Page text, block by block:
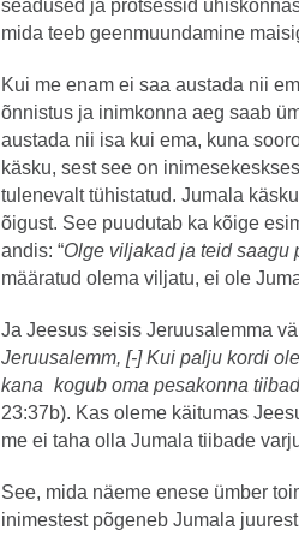
seadused ja protsessid
mida teeb geenmuundamine
Kui me enam ei saa austada nii
õnnistus ja inimkonna aeg saab
austada nii isa kui ema, kuna
käsku, sest see on
tulenevalt tühistatud. Jumala
õigust. See puudutab ka kõige
andis: “Olge viljakad ja teid saagu
määratud olema viljatu, ei ole
Ja Jeesus seisis Jeruusalemma
Jeruusalemm, [-] Kui palju kordi
kana kogub oma pesakonna
23:37b). Kas oleme käitumas
me ei taha olla Jumala tiibade
See, mida näeme enese ümber
inimestest põgeneb Jumala